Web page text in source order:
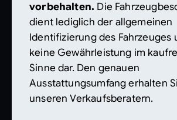
vorbehalten. Die
dient lediglich der allgemeinen
Identifizierung des Fahrzeuges
keine Gewährleistung im
Sinne dar. Den genauen
Ausstattungsumfang erhalten
unseren Verkaufsberatern.